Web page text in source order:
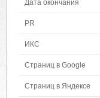
Дата окончания
PR
ИКС
Страниц в Google
Страниц в Яндексе